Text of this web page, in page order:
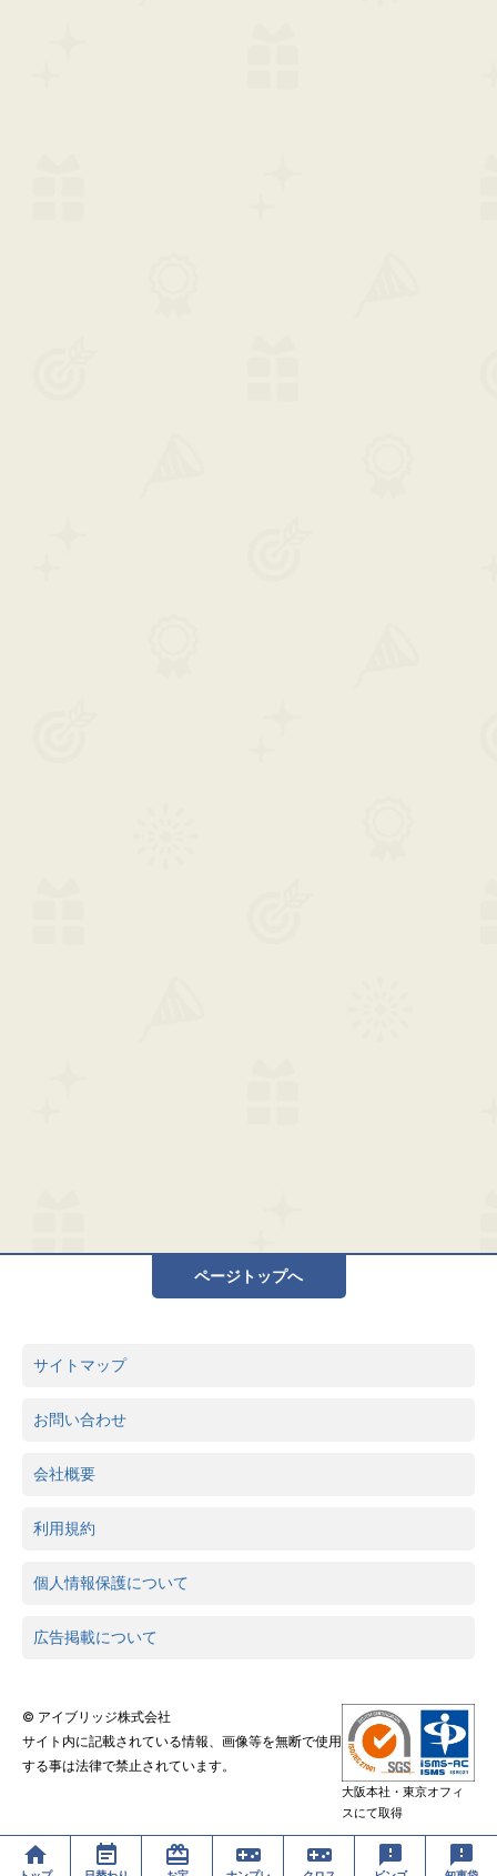
ページトップへ
サイトマップ
お問い合わせ
会社概要
利用規約
個人情報保護について
広告掲載について
© アイブリッジ株式会社
サイト内に記載されている情報、画像等を無断で使用
する事は法律で禁止されています。
大阪本社・東京オフィ
スにて取得